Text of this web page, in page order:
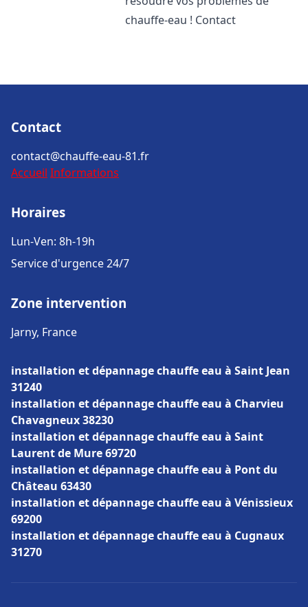
chauffe-eau ! Contact
Contact
contact@chauffe-eau-81.fr
Accueil Informations
Horaires
Lun-Ven: 8h-19h
Service d'urgence 24/7
Zone intervention
Jarny, France
installation et dépannage chauffe eau à Saint Jean
31240
installation et dépannage chauffe eau à Charvieu
Chavagneux 38230
installation et dépannage chauffe eau à Saint
Laurent de Mure 69720
installation et dépannage chauffe eau à Pont du
Château 63430
installation et dépannage chauffe eau à Vénissieux
69200
installation et dépannage chauffe eau à Cugnaux
31270